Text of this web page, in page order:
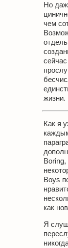
Но
чем
жизни.
Как я
Boys
как
Я